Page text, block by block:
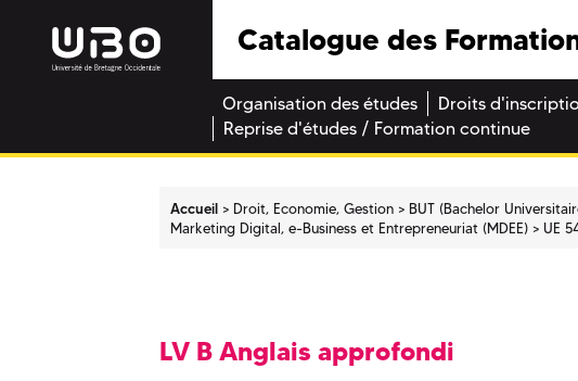
Catalogue des
Organisation des études Droits
Reprise d'études / Formation continue
Accueil Droit, Economie, Gestion BUT (Bachelor
Marketing Digital, e-Business et Entrepreneuriat (MDEE)
UE
LV B Anglais approfondi